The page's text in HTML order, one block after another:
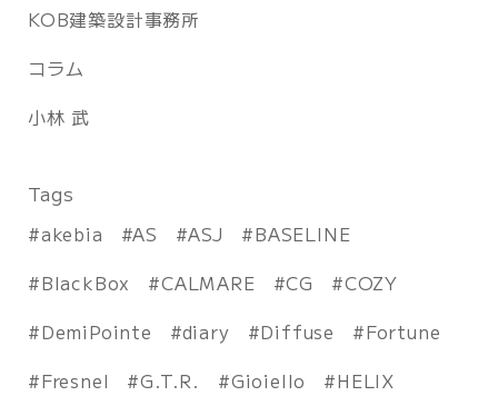
KOB建築設計事務所
コラム
小林 武
Tags
akebia AS ASJ
BASELINE
BlackBox
CALMARE CG
COZY
DemiPointe
diary Diffuse
Fortune
Fresnel
G.T.R. Gioiello
HELIX